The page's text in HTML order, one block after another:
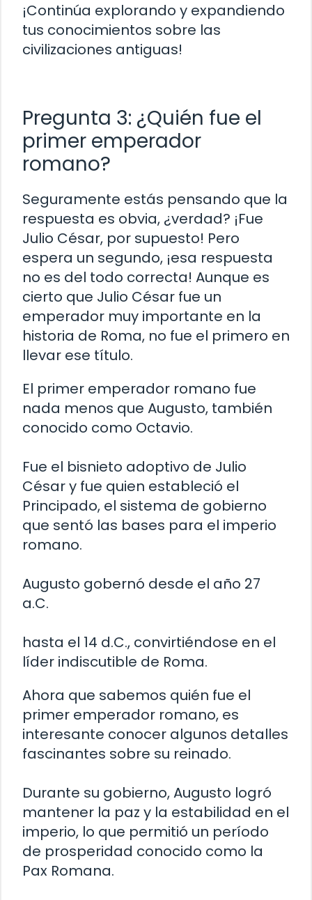
¡Continúa explorando y expandiendo
tus conocimientos sobre las
civilizaciones antiguas!
Pregunta 3: ¿Quién fue el
primer emperador
romano?
Seguramente estás pensando que la
respuesta es obvia, ¿verdad? ¡Fue
Julio César, por supuesto! Pero
espera un segundo, ¡esa respuesta
no es del todo correcta! Aunque es
cierto que Julio César fue un
emperador muy importante en la
historia de Roma, no fue el primero en
llevar ese título.
El primer emperador romano fue
nada menos que Augusto, también
conocido como Octavio.
Fue el bisnieto adoptivo de Julio
César y fue quien estableció el
Principado, el sistema de gobierno
que sentó las bases para el imperio
romano.
Augusto gobernó desde el año 27
a.C.
hasta el 14 d.C., convirtiéndose en el
líder indiscutible de Roma.
Ahora que sabemos quién fue el
primer emperador romano, es
interesante conocer algunos detalles
fascinantes sobre su reinado.
Durante su gobierno, Augusto logró
mantener la paz y la estabilidad en el
imperio, lo que permitió un período
de prosperidad conocido como la
Pax Romana.